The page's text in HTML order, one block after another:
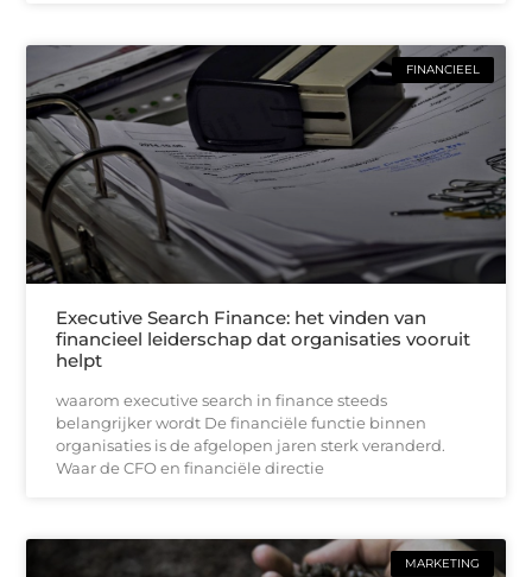
FINANCIEEL
Executive Search Finance: het vinden van
financieel leiderschap dat organisaties vooruit
helpt
waarom executive search in finance steeds
belangrijker wordt De financiële functie binnen
organisaties is de afgelopen jaren sterk veranderd.
Waar de CFO en financiële directie
MARKETING